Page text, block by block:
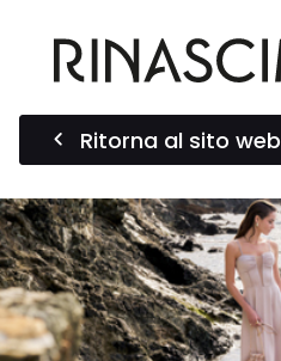
Ritorna al sito web